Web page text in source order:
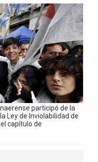
participó de la
Ley de Inviolabilidad de
capítulo de